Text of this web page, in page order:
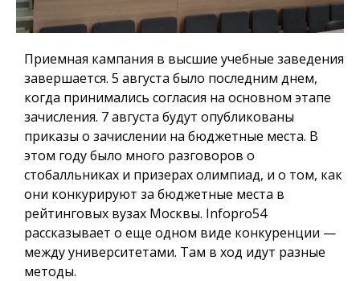
Приемная кампания в высшие учебные заведения
завершается. 5 августа было последним днем,
когда принимались согласия на основном этапе
зачисления. 7 августа будут опубликованы
приказы о зачислении на бюджетные места. В
этом году было много разговоров о
стобалльниках и призерах олимпиад, и о том, как
они конкурируют за бюджетные места в
рейтинговых вузах Москвы. Infopro54
рассказывает о еще одном виде конкуренции —
между университетами. Там в ход идут разные
методы.